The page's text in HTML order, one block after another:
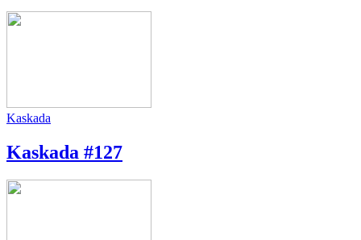
Kaskada
Kaskada #127